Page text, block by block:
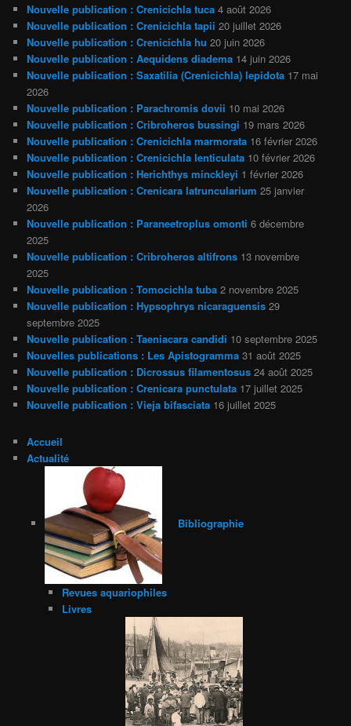
Nouvelle publication : Crenicichla tuca 4 août 2026
Nouvelle publication : Crenicichla tapii 20 juillet 2026
Nouvelle publication : Crenicichla hu 20 juin 2026
Nouvelle publication : Aequidens diadema 14 juin 2026
Nouvelle publication : Saxatilia (Crenicichla) lepidota 17 mai
2026
Nouvelle publication : Parachromis dovii 10 mai 2026
Nouvelle publication : Cribroheros bussingi 19 mars 2026
Nouvelle publication : Crenicichla marmorata 16 février 2026
Nouvelle publication : Crenicichla lenticulata 10 février 2026
Nouvelle publication : Herichthys minckleyi 1 février 2026
Nouvelle publication : Crenicara latruncularium 25 janvier
2026
Nouvelle publication : Paraneetroplus omonti 6 décembre
2025
Nouvelle publication : Cribroheros altifrons 13 novembre
2025
Nouvelle publication : Tomocichla tuba 2 novembre 2025
Nouvelle publication : Hypsophrys nicaraguensis 29
septembre 2025
Nouvelle publication : Taeniacara candidi 10 septembre 2025
Nouvelles publications : Les Apistogramma 31 août 2025
Nouvelle publication : Dicrossus filamentosus 24 août 2025
Nouvelle publication : Crenicara punctulata 17 juillet 2025
Nouvelle publication : Vieja bifasciata 16 juillet 2025
Accueil
Actualité
Bibliographie
Revues aquariophiles
Livres